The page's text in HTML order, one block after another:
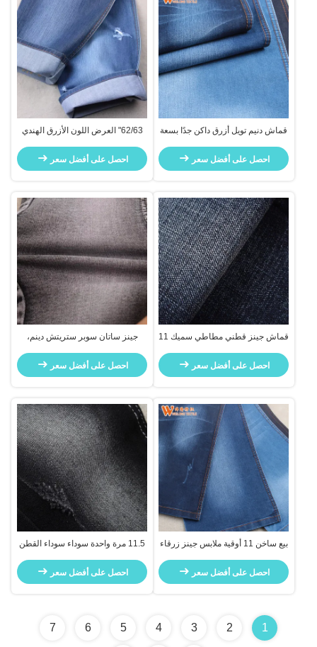
قماش دنيم تويل أزرق داكن جدًا بسعة
الأسعار في بنغلاديش
احصل على أفضل سعر
62/63" العرض اللون الأزرق الهندي
القطن للجينز
احصل على أفضل سعر
قماش جينز قطني مطاطي سميك 11
بلون أزرق داكن
احصل على أفضل سعر
جينز ساتان سوبر ستريتش دينم،
حقائب، أحذية، منسوجات منزلية،
مطلي، مصبوغ، سادة، GRS
احصل على أفضل سعر
بيع ساخن 11 أوقية ملابس جينز زرقاء
احصل على أفضل سعر
11.5 مرة واحدة سوداء سوداء القطن
النسيج
احصل على أفضل سعر
1
2
3
4
5
6
7